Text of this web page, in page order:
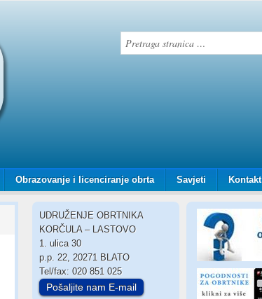
Obrazovanje i licenciranje obrta Savjeti Kontakt
UDRUŽENJE OBRTNIKA
KORČULA – LASTOVO
1. ulica 30
p.p. 22, 20271 BLATO
Tel/fax: 020 851 025
Pošaljite nam E-mail